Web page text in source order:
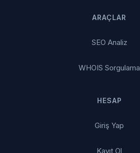
ARAÇLAR
SEO Analiz
WHOIS Sorgulama
HESAP
Giriş Yap
Kayıt Ol